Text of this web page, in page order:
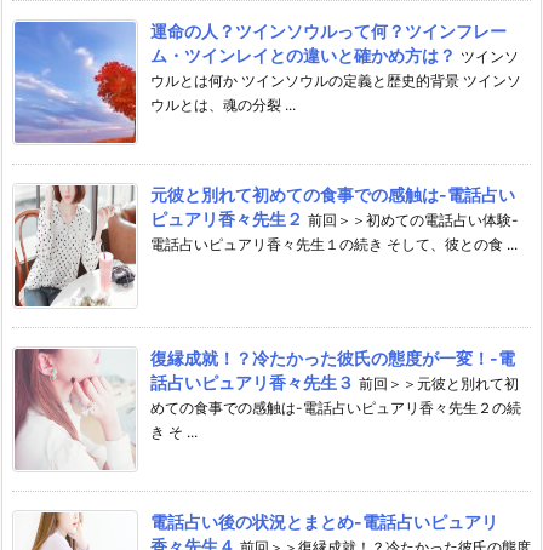
運命の人？ツインソウルって何？ツインフレー
ム・ツインレイとの違いと確かめ方は？ ツインソ
ウルとは何か ツインソウルの定義と歴史的背景 ツインソ
ウルとは、魂の分裂 ...
元彼と別れて初めての食事での感触は-電話占い
ピュアリ香々先生２ 前回＞＞初めての電話占い体験-
電話占いピュアリ香々先生１の続き そして、彼との食 ...
復縁成就！？冷たかった彼氏の態度が一変！-電
話占いピュアリ香々先生３ 前回＞＞元彼と別れて初
めての食事での感触は-電話占いピュアリ香々先生２の続
き そ ...
電話占い後の状況とまとめ-電話占いピュアリ